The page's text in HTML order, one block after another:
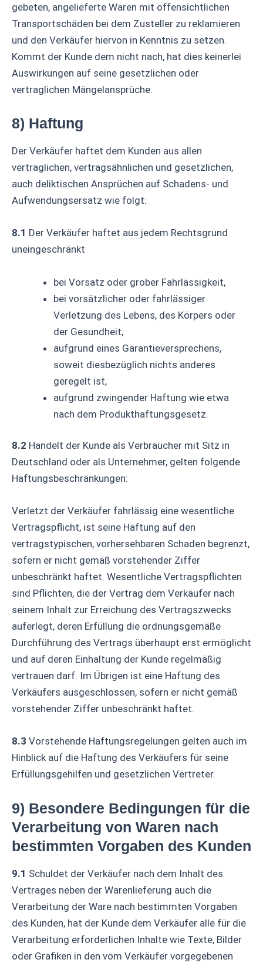
gebeten, angelieferte Waren mit offensichtlichen
Transportschäden bei dem Zusteller zu reklamieren
und den Verkäufer hiervon in Kenntnis zu setzen.
Kommt der Kunde dem nicht nach, hat dies keinerlei
Auswirkungen auf seine gesetzlichen oder
vertraglichen Mängelansprüche.
8) Haftung
Der Verkäufer haftet dem Kunden aus allen
vertraglichen, vertragsähnlichen und gesetzlichen,
auch deliktischen Ansprüchen auf Schadens- und
Aufwendungsersatz wie folgt:
8.1 Der Verkäufer haftet aus jedem Rechtsgrund
uneingeschränkt
bei Vorsatz oder grober Fahrlässigkeit,
bei vorsätzlicher oder fahrlässiger
Verletzung des Lebens, des Körpers oder
der Gesundheit,
aufgrund eines Garantieversprechens,
soweit diesbezüglich nichts anderes
geregelt ist,
aufgrund zwingender Haftung wie etwa
nach dem Produkthaftungsgesetz.
8.2 Handelt der Kunde als Verbraucher mit Sitz in
Deutschland oder als Unternehmer, gelten folgende
Haftungsbeschränkungen:
Verletzt der Verkäufer fahrlässig eine wesentliche
Vertragspflicht, ist seine Haftung auf den
vertragstypischen, vorhersehbaren Schaden begrenzt,
sofern er nicht gemäß vorstehender Ziffer
unbeschränkt haftet. Wesentliche Vertragspflichten
sind Pflichten, die der Vertrag dem Verkäufer nach
seinem Inhalt zur Erreichung des Vertragszwecks
auferlegt, deren Erfüllung die ordnungsgemäße
Durchführung des Vertrags überhaupt erst ermöglicht
und auf deren Einhaltung der Kunde regelmäßig
vertrauen darf. Im Übrigen ist eine Haftung des
Verkäufers ausgeschlossen, sofern er nicht gemäß
vorstehender Ziffer unbeschränkt haftet.
8.3 Vorstehende Haftungsregelungen gelten auch im
Hinblick auf die Haftung des Verkäufers für seine
Erfüllungsgehilfen und gesetzlichen Vertreter.
9) Besondere Bedingungen für die
Verarbeitung von Waren nach
bestimmten Vorgaben des Kunden
9.1 Schuldet der Verkäufer nach dem Inhalt des
Vertrages neben der Warenlieferung auch die
Verarbeitung der Ware nach bestimmten Vorgaben
des Kunden, hat der Kunde dem Verkäufer alle für die
Verarbeitung erforderlichen Inhalte wie Texte, Bilder
oder Grafiken in den vom Verkäufer vorgegebenen